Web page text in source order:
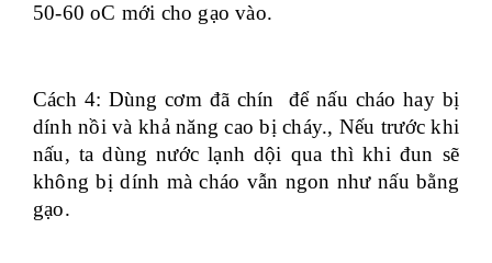
50-60 oC mới cho gạo vào.
Cách 4: Dùng cơm đã chín để nấu cháo hay bị
dính nồi và khả năng cao bị cháy., Nếu trước khi
nấu, ta dùng nước lạnh dội qua thì khi đun sẽ
không bị dính mà cháo vẫn ngon như nấu bằng
gạo.